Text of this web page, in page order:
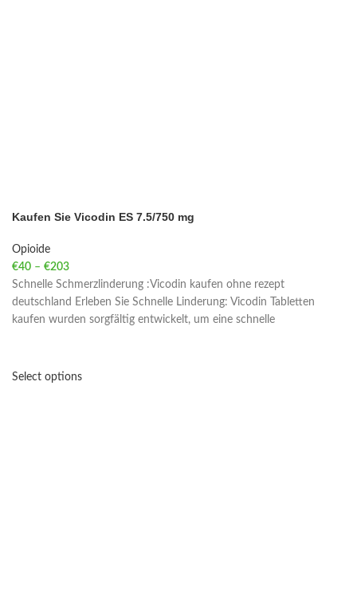
Kaufen Sie Vicodin ES 7.5/750 mg
Opioide
€40 – €203
Schnelle Schmerzlinderung :Vicodin kaufen ohne rezept
deutschland Erleben Sie Schnelle Linderung: Vicodin Tabletten
kaufen wurden sorgfältig entwickelt, um eine schnelle
Select options